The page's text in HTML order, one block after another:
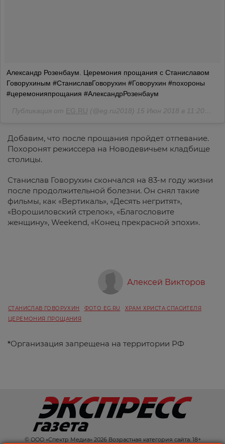
Александр Розенбаум. Церемония прощания с Станиславом
Говорухиным #СтаниславГоворухин #Говорухин #похороны
#церемонияпрощания #АлександрРозенбаум
Публикация от EG.RU (@eg.ru2018) 15 Июн 2018 в 11:20 PDT
Добавим, что после прощания пройдет отпевание.
Похоронят режиссера на Новодевичьем кладбище
столицы.
Станислав Говорухин скончался на 83-м году жизни
после продолжительной болезни. Он снял такие
фильмы, как «Вертикаль», «Десять негритят»,
«Ворошиловский стрелок», «Благословите
женщину», Weekend, «Конец прекрасной эпохи».
Алексей Викторов
СТАНИСЛАВ ГОВОРУХИН ФОТО EG.RU
ХРАМ ХРИСТА СПАСИТЕЛЯ
ЦЕРЕМОНИЯ ПРОЩАНИЯ
*Организация запрещена на территории РФ
© ООО «Спектр Медиа» 2026 Возрастная категория сайта: 18+